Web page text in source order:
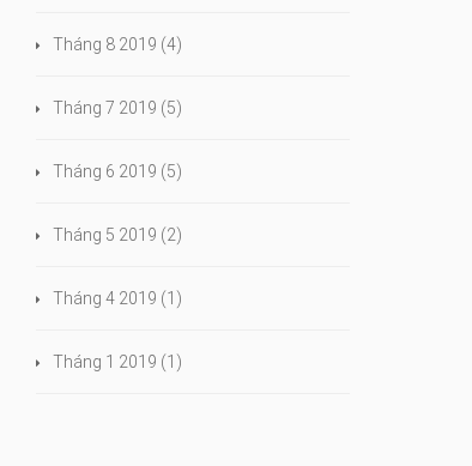
Tháng 8 2019 (4)
Tháng 7 2019 (5)
Tháng 6 2019 (5)
Tháng 5 2019 (2)
Tháng 4 2019 (1)
Tháng 1 2019 (1)